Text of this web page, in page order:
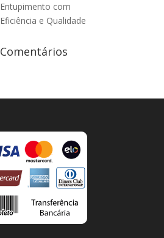
Entupimento com
Eficiência e Qualidade
Comentários